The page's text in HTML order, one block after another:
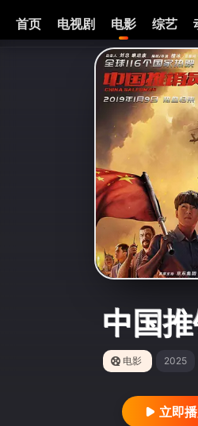
首页 电视剧 电影 综艺
中国
电影 2025
立即